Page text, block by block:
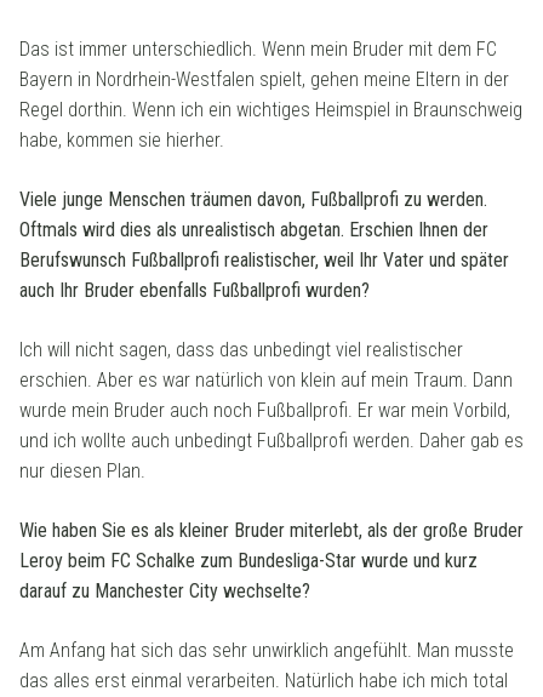
Das ist immer unterschiedlich. Wenn mein Bruder mit dem FC
Bayern in Nordrhein-Westfalen spielt, gehen meine Eltern in der
Regel dorthin. Wenn ich ein wichtiges Heimspiel in Braunschweig
habe, kommen sie hierher.
Viele junge Menschen träumen davon, Fußballprofi zu werden.
Oftmals wird dies als unrealistisch abgetan. Erschien Ihnen der
Berufswunsch Fußballprofi realistischer, weil Ihr Vater und später
auch Ihr Bruder ebenfalls Fußballprofi wurden?
Ich will nicht sagen, dass das unbedingt viel realistischer
erschien. Aber es war natürlich von klein auf mein Traum. Dann
wurde mein Bruder auch noch Fußballprofi. Er war mein Vorbild,
und ich wollte auch unbedingt Fußballprofi werden. Daher gab es
nur diesen Plan.
Wie haben Sie es als kleiner Bruder miterlebt, als der große Bruder
Leroy beim FC Schalke zum Bundesliga-Star wurde und kurz
darauf zu Manchester City wechselte?
Am Anfang hat sich das sehr unwirklich angefühlt. Man musste
das alles erst einmal verarbeiten. Natürlich habe ich mich total